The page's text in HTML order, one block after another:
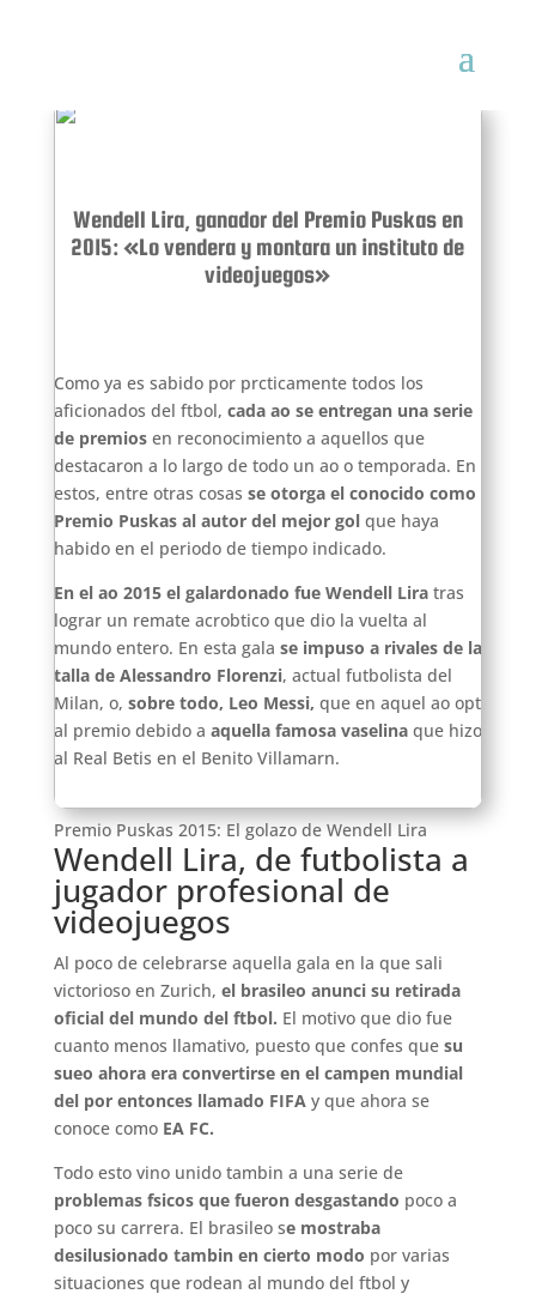
Wendell Lira, ganador del Premio Puskas en
2015: «Lo vendera y montara un instituto de
videojuegos»
Como ya es sabido por prcticamente todos los
aficionados del ftbol, cada ao se entregan una serie
de premios en reconocimiento a aquellos que
destacaron a lo largo de todo un ao o temporada. En
estos, entre otras cosas se otorga el conocido como
Premio Puskas al autor del mejor gol que haya
habido en el periodo de tiempo indicado.
En el ao 2015 el galardonado fue Wendell Liratras
lograr un remate acrobtico que dio la vuelta al
mundo entero. En esta gala se impuso a rivales de la
talla de Alessandro Florenzi, actual futbolista del
Milan, o, sobre todo, Leo Messi, que en aquel ao opt
al premio debido a aquella famosa vaselinaque hizo
al Real Betis en el Benito Villamarn.
Premio Puskas 2015: El golazo de Wendell Lira
Wendell Lira, de futbolista a
jugador profesional de
videojuegos
Al poco de celebrarse aquella gala en la que sali
victorioso en Zurich, el brasileo anunci su retirada
oficial del mundo del ftbol. El motivo que dio fue
cuanto menos llamativo, puesto que confes que su
sueo ahora era convertirse en el campen mundial
del por entonces llamado FIFA y que ahora se
conoce como EA FC.
Todo esto vino unido tambin a una serie de
problemas fsicos que fueron desgastando poco a
poco su carrera. El brasileo se mostraba
desilusionado tambin en cierto modo por varias
situaciones que rodean al mundo del ftbol y